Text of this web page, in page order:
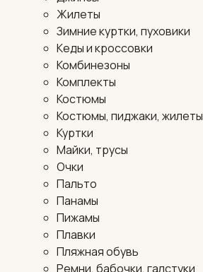
Жилеты
Зимние куртки, пуховики
Кеды и кроссовки
Комбинезоны
Комплекты
Костюмы
Костюмы, пиджаки, жилеты
Куртки
Майки, трусы
Очки
Пальто
Панамы
Пижамы
Плавки
Пляжная обувь
Ремни, бабочки, галстуки